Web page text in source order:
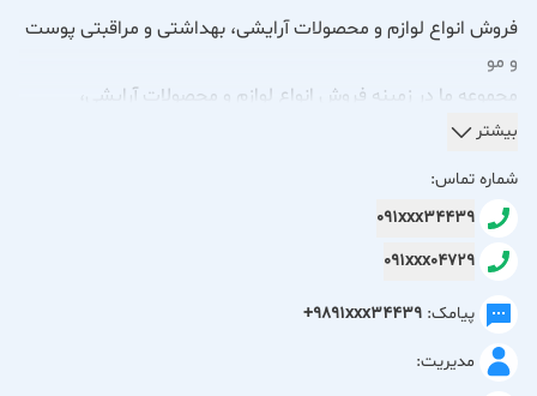
فروش انواع لوازم و محصولات آرایشی، بهداشتی و مراقبتی پوست
و مو
مجموعه ما در زمینه فروش انواع لوازم و محصولات آرایشی،
بهداشتی و مراقبتی پوست و مو فعالیت می‌کند و مجموعه‌ای متنوع
مشتریان ارائه می‌دهد.
در این مجموعه می‌توانید انواع محصولات آرایشی، لوازم بهداشتی،
محصولات مراقبت از پوست، مراقبت از مو، شوینده‌ها، کرم‌ها،
ماسک‌ها، سرم‌ها، شامپوها و سایر محصولات پرکاربرد را با تنوع بالا
و قیمت مناسب تهیه کنید.
بیشتر
شماره تماس:
091xxx34439
091xxx04729
پیامک: +9891xxx34439
مدیریت: